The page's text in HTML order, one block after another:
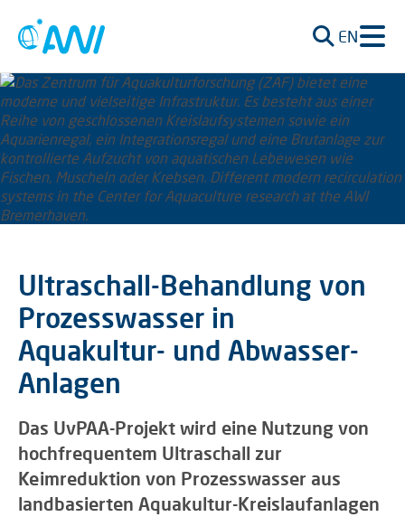
EN
Ultraschall-Behandlung von
Prozesswasser in
Aquakultur- und Abwasser-
Anlagen
Das UvPAA-Projekt wird eine Nutzung von
hochfrequentem Ultraschall zur
Keimreduktion von Prozesswasser aus
landbasierten Aquakultur-Kreislaufanlagen